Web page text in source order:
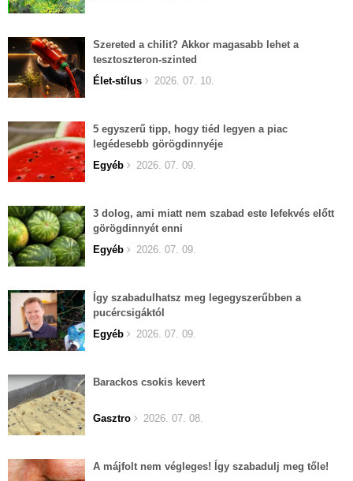
Szereted a chilit? Akkor magasabb lehet a
tesztoszteron-szinted
Élet-stílus
2026. 07. 10.
5 egyszerű tipp, hogy tiéd legyen a piac
legédesebb görögdinnyéje
Egyéb
2026. 07. 09.
3 dolog, ami miatt nem szabad este lefekvés előtt
görögdinnyét enni
Egyéb
2026. 07. 09.
Így szabadulhatsz meg legegyszerűbben a
pucércsigáktól
Egyéb
2026. 07. 09.
Barackos csokis kevert
Gasztro 2026. 07. 08.
A májfolt nem végleges! Így szabadulj meg tőle!